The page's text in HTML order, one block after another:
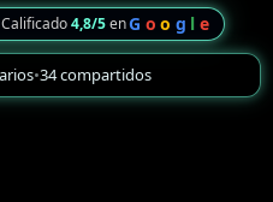
Calificado4,8/5enG o o g l e
•34 compartidos